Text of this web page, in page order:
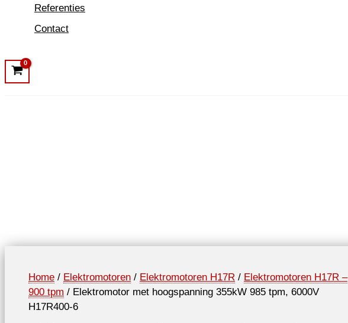
Referenties
Contact
Home / Elektromotoren / Elektromotoren H17R / Elektromotoren H17R –
900 tpm / Elektromotor met hoogspanning 355kW 985 tpm, 6000V
H17R400-6